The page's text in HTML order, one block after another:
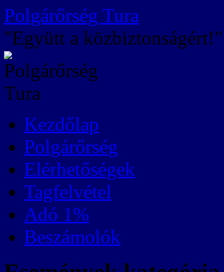
Kilépés
tartalomba
Polgárőrség Tura
"Együtt a közbiztonságért!"
Kezdőlap
Polgárőrség
Elérhetőségek
Tagfelvétel
Adó 1%
Beszámolók